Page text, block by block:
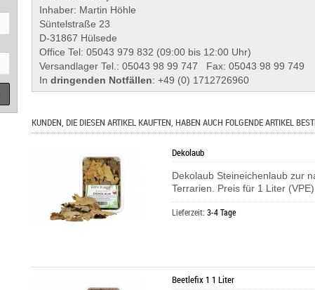
Inhaber: Martin Höhle
Süntelstraße 23
D-31867 Hülsede
Office Tel: 05043 979 832 (09:00 bis 12:00 Uhr)
Versandlager Tel.: 05043 98 99 747 Fax: 05043 98 99 749
In dringenden Notfällen: +49 (0) 1712726960
KUNDEN, DIE DIESEN ARTIKEL KAUFTEN, HABEN AUCH FOLGENDE ARTIKEL
Dekolaub
Dekolaub Steineichenlaub zur
Terrarien. Preis für 1 Liter (VPE)
Lieferzeit:3-4 Tage
Beetlefix 1 1 Liter